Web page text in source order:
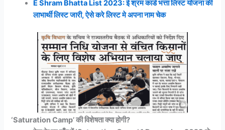
E Shram Bhatta List 2023: ई श्रम कार्ड भत्ता लिस्ट योजना की
लाभार्थी लिस्ट जारी, ऐसे करे लिस्ट मे अपना नाम चेक
‘Saturation Camp’ की विशेषता क्या होगी?